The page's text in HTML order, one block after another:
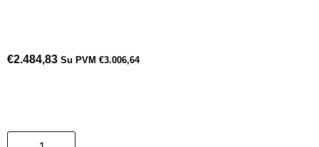
€2.484,83 Su PVM €3.006,64